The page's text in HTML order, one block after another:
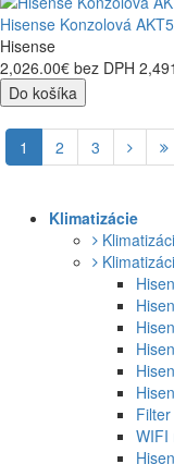
Hisense Konzolová
Hisense
2,026.00€ bez DPH
Do košíka
1 2 3
Klimatizácie
Filter
WIFI